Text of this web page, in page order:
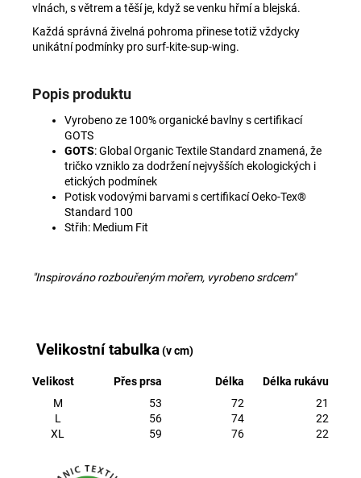
vlnách, s větrem a těší je, když se venku hřmí a blejská.
Každá správná živelná pohroma přinese totiž vždycky
unikátní podmínky prosurf-kite-sup-wing.
Popis produktu
Vyrobeno ze 100% organické bavlny s certifikací
GOTS
GOTS: Global Organic Textile Standard znamená, že
tričko vzniklo za dodržení nejvyšších ekologických i
etických podmínek
Potisk vodovými barvami s certifikacíOeko-Tex®
Standard 100
Střih: Medium Fit
"Inspirováno rozbouřeným mořem, vyrobeno srdcem"
Velikostní tabulka(v cm)
Velikost Přes prsa Délka
Délka rukávu
M
53 72
21
L
56 74
22
XL
59 76 22